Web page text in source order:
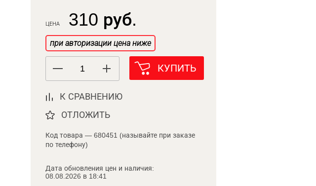
ЦЕНА 310 руб.
при авторизации цена ниже
КУПИТЬ
К СРАВНЕНИЮ
ОТЛОЖИТЬ
Код товара — 680451 (называйте при заказе
по телефону)
Дата обновления цен и наличия:
08.08.2026 в 18:41